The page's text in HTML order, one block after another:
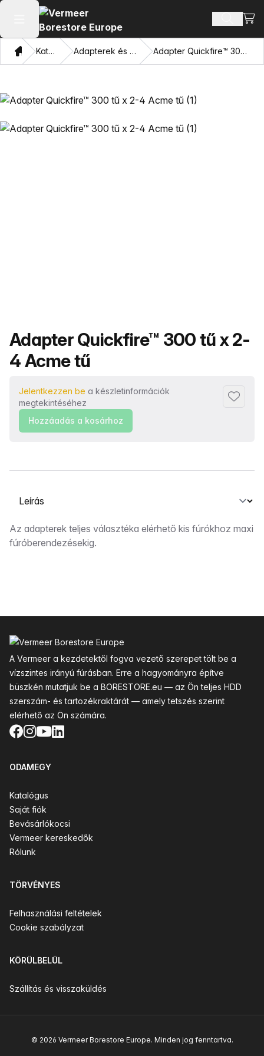
Főmenü megnyitása
OtthonKatalógus Adapterek és húzó szemek Adapter Quickfire™ 300 tű x 2-4 Acme tű
Termék neve
Adapter Quickfire™ 300 tű x 2-
4 Acme tű
Jelentkezzen be a készletinformációk
megtekintéséhez
Hozzáadás a kosárhoz
Válasszon ki egy lapot
Leírás
Az adapterek teljes választéka elérhető kis fúrókhoz maxi
fúróberendezésekig.
A Vermeer a kezdetektől fogva vezető szerepet tölt be a
vízszintes irányú fúrásban. Erre a hagyományra építve
büszkén mutatjuk be a BORESTORE.eu — az Ön teljes HDD
szerszám- és tartozékraktárát — amely tetszés szerint
elérhető az Ön számára.
Facebook
Instagram
YouTube
LinkedIn
ODAMEGY
Katalógus
Saját fiók
Bevásárlókocsi
Vermeer kereskedők
Rólunk
TÖRVÉNYES
Felhasználási feltételek
Cookie szabályzat
KÖRÜLBELÜL
Szállítás és visszaküldés
© 2026 Vermeer Borestore Europe. Minden jog fenntartva.